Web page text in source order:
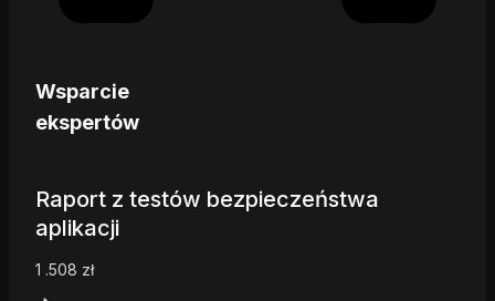
Wsparcie
ekspertów
Raport z testów bezpieczeństwa
aplikacji
1 .508 zł